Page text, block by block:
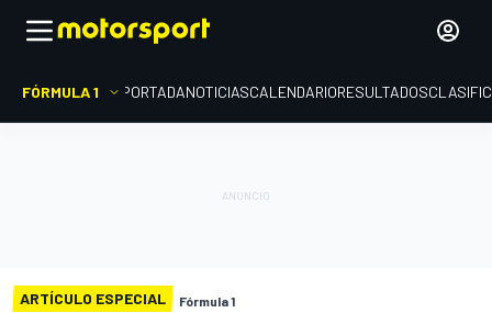
FÓRMULA 1 PORTADANOTICIASCALENDARIORESULTADOS
ARTÍCULO ESPECIAL Fórmula 1